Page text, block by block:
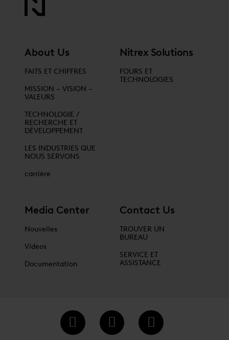
About Us
FAITS ET CHIFFRES
MISSION – VISION –
VALEURS
TECHNOLOGIE /
RECHERCHE ET
DÉVELOPPEMENT
LES INDUSTRIES QUE
NOUS SERVONS
carrière
Nitrex Solutions
FOURS ET
TECHNOLOGIES
Media Center
Nouvelles
Videos
Documentation
Contact Us
TROUVER UN
BUREAU
SERVICE ET
ASSISTANCE